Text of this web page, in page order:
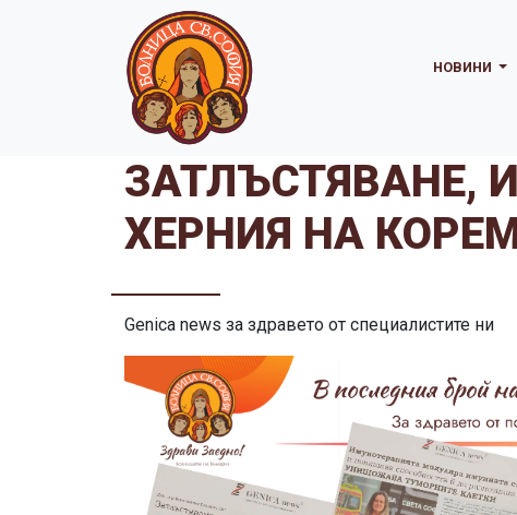
НОВИНИ
ЗАТЛЪСТЯВАНЕ,
ХЕРНИЯ НА
Genica news за здравето от специалистите ни